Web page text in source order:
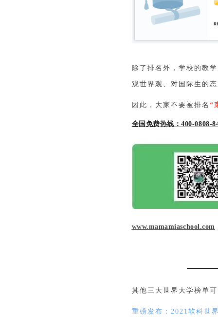
除了排名外，学校的教
观世界观、对国际生的
因此，大家不要被排名 “
全国免费热线：400-0808-
www.mamamiaschool.com
其他三大世界大学榜单
重磅发布：2021软科世